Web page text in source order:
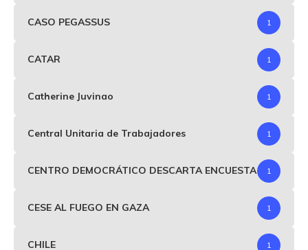
CASO PEGASSUS 1
CATAR 1
Catherine Juvinao 1
Central Unitaria de Trabajadores 1
CENTRO DEMOCRÁTICO DESCARTA ENCUESTA 1
CESE AL FUEGO EN GAZA 1
CHILE 1